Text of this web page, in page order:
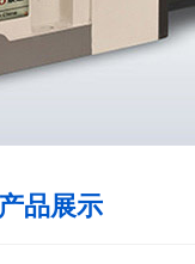
产品展示